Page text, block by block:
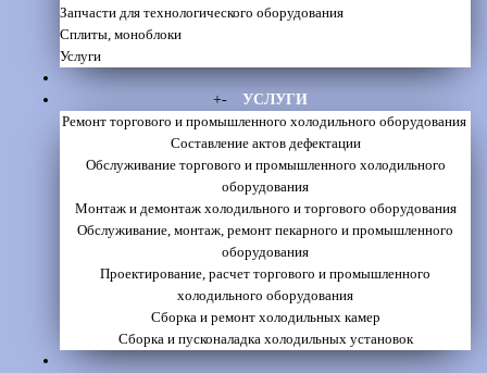
Запчасти для технологического оборудования
Сплиты, моноблоки
Услуги
+-
УСЛУГИ
Ремонт торгового и промышленного холодильного оборудования
Составление актов дефектации
Обслуживание торгового и промышленного холодильного
оборудования
Монтаж и демонтаж холодильного и торгового оборудования
Обслуживание, монтаж, ремонт пекарного и промышленного
оборудования
Проектирование, расчет торгового и промышленного
холодильного оборудования
Сборка и ремонт холодильных камер
Сборка и пусконаладка холодильных установок